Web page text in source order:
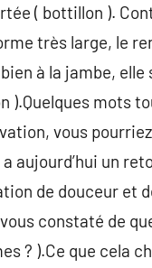
( bottillon ).
très large, le
à la jambe,
).Quelques mots
vous
aujourd’hui un
de douceur et
constaté de
? ).Ce que cela